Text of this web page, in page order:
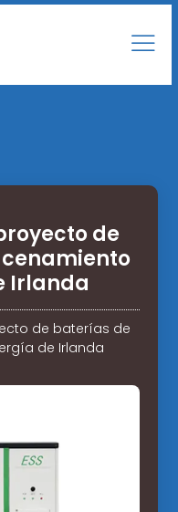
de
Irlanda
de baterías de
de Irlanda